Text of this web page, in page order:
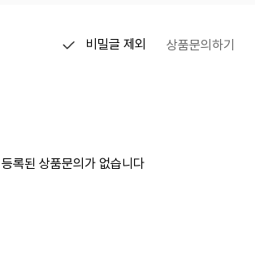
비밀글 제외 상품문의하기
등록된 상품문의가 없습니다